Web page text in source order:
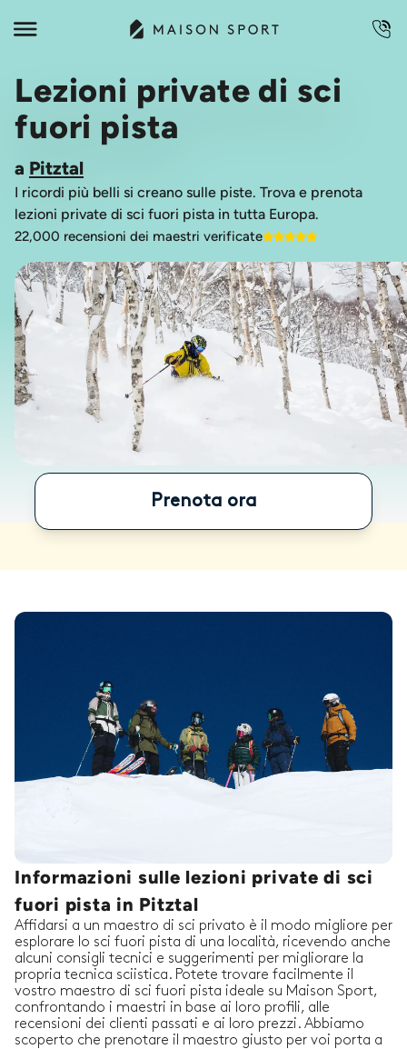
Lezioni private di sci
fuori pista
a Pitztal
I ricordi più belli si creano sulle piste. Trova e prenota
lezioni private di sci fuori pista in tutta Europa.
22,000 recensioni dei maestri verificate
Prenota ora
Informazioni sulle lezioni private di sci
fuori pista in Pitztal
Affidarsi a un maestro di sci privato è il modo migliore per
esplorare lo sci fuori pista di una località, ricevendo anche
alcuni consigli tecnici e suggerimenti per migliorare la
propria tecnica sciistica. Potete trovare facilmente il
vostro maestro di sci fuori pista ideale su Maison Sport,
confrontando i maestri in base ai loro profili, alle
recensioni dei clienti passati e ai loro prezzi. Abbiamo
scoperto che prenotare il maestro giusto per voi porta a